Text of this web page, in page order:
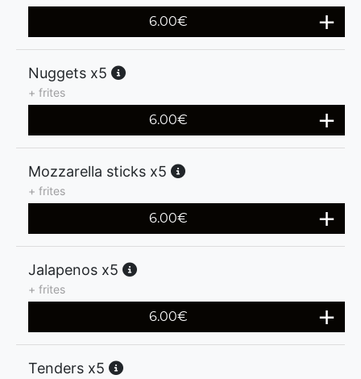
6.00€
Nuggets x5
+ frites
6.00€
Mozzarella sticks x5
+ frites
6.00€
Jalapenos x5
+ frites
6.00€
Tenders x5